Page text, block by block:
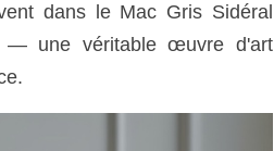
dans le Mac Gris Sidéral
— une véritable œuvre d'art